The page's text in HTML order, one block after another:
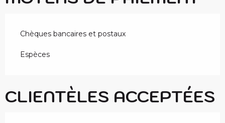
Chèques bancaires et postaux
Espèces
CLIENTÈLES ACCEPTÉES